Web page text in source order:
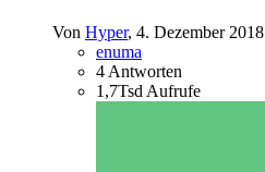
Von Hyper, 4. Dezember 2018
enuma
4 Antworten
1,7Tsd Aufrufe